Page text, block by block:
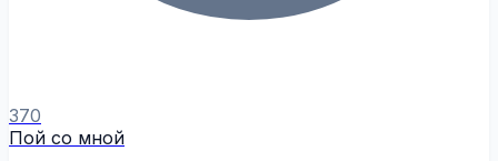
370
Пой со мной